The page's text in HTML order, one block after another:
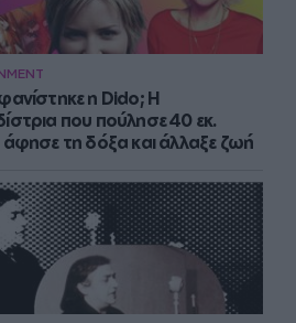
η Dido; Η
που πούλησε 40 εκ.
άφησε τη δόξα και άλλαξε ζωή